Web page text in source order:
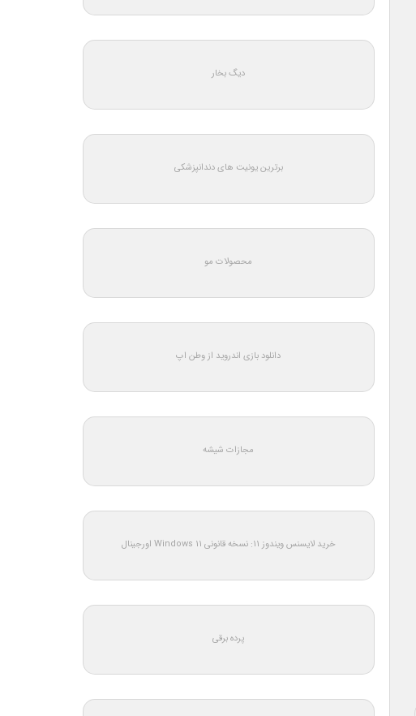
دیگ بخار
برترین یونیت های دندانپزشکی
محصولات مو
دانلود بازی اندروید از وطن اپ
مجازات شیشه
خرید لایسنس ویندوز 11: نسخه قانونی Windows 11 اورجینال
پرده برقی